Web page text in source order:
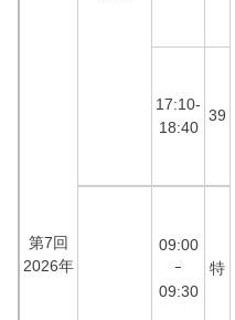
第7回
2026年
17:10-
18:40
39
09:00
ｰ
09:30
特